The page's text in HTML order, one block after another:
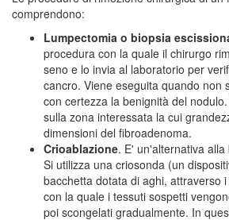
comprendono:
Lumpectomia o biopsia
procedura con la quale il chirurgo
seno e lo invia al laboratorio per
cancro. Viene eseguita quando non
con certezza la benignità del
sulla zona interessata la cui
dimensioni del fibroadenoma.
Crioablazione. E' un'alternativa
Si utilizza una criosonda (un
bacchetta dotata di aghi, attraverso
con la quale i tessuti sospetti
poi scongelati gradualmente. In